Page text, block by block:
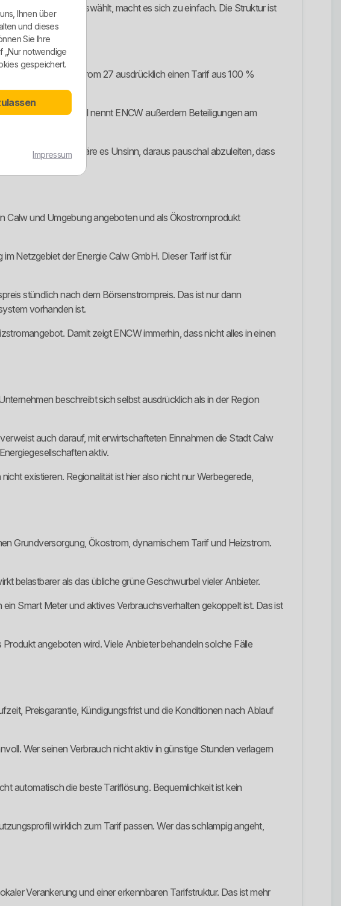
Namen auswählt, macht es sich zu einfach. Die Struktur ist
bietet mit NATURstrom 27 ausdrücklich einen Tarif aus 100 %
Unternehmensprofil nennt ENCW außerdem Beteiligungen am
Gleichzeitig wäre es Unsinn, daraus pauschal abzuleiten, dass
Calw und Umgebung angeboten und als Ökostromprodukt
Netzgebiet der Energie Calw GmbH. Dieser Tarif ist für
stündlich nach dem Börsenstrompreis. Das ist nur dann
vorhanden ist.
Damit zeigt ENCW immerhin, dass nicht alles in einen
beschreibt sich selbst ausdrücklich als in der Region
auch darauf, mit erwirtschafteten Einnahmen die Stadt Calw
aktiv.
existieren. Regionalität ist hier also nicht nur Werbegerede,
Grundversorgung, Ökostrom, dynamischem Tarif und Heizstrom.
belastbarer als das übliche grüne Geschwurbel vieler Anbieter.
Smart Meter und aktives Verbrauchsverhalten gekoppelt ist. Das ist
angeboten wird. Viele Anbieter behandeln solche Fälle
Preisgarantie, Kündigungsfrist und die Konditionen nach Ablauf
Wer seinen Verbrauch nicht aktiv in günstige Stunden verlagern
automatisch die beste Tariflösung. Bequemlichkeit ist kein
wirklich zum Tarif passen. Wer das schlampig angeht,
Verankerung und einer erkennbaren Tarifstruktur. Das ist mehr
Ihnen über
und dieses
Sie Ihre
„Nur notwendige
gespeichert.
Impressum